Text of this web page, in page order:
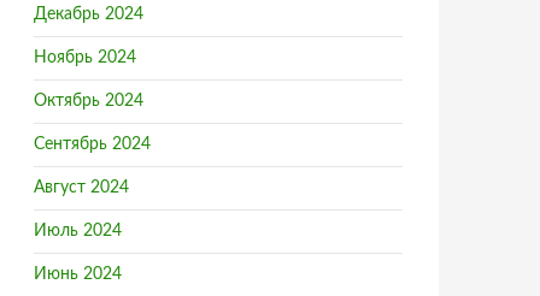
Декабрь 2024
Ноябрь 2024
Октябрь 2024
Сентябрь 2024
Август 2024
Июль 2024
Июнь 2024